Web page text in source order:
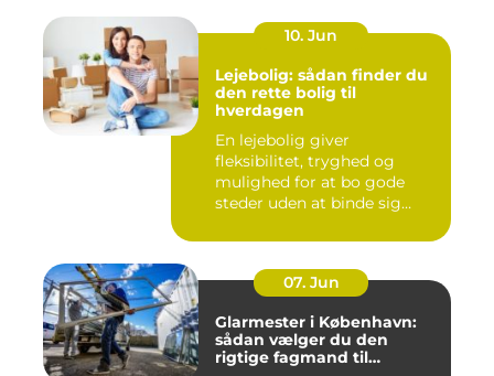
10. Jun
Lejebolig: sådan finder du
den rette bolig til
hverdagen
En lejebolig giver
fleksibilitet, tryghed og
mulighed for at bo gode
steder uden at binde sig
07. Jun
Glarmester i København:
sådan vælger du den
rigtige fagmand til